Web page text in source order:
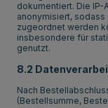
dokumentiert. Die IP-
anonymisiert,
zugeordnet werden
insbesondere für
genutzt.
8.2
Nach
(Bestellsumme,